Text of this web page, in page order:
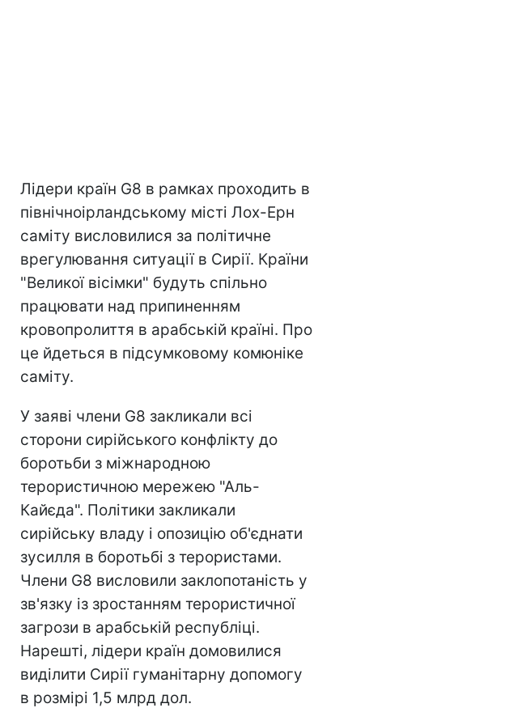
Лідери країн G8 в рамках проходить в
північноірландському місті Лох-Ерн
саміту висловилися за політичне
врегулювання ситуації в Сирії. Країни
"Великої вісімки" будуть спільно
працювати над припиненням
кровопролиття в арабській країні. Про
це йдеться в підсумковому комюніке
саміту.
У заяві члени G8 закликали всі
сторони сирійського конфлікту до
боротьби з міжнародною
терористичною мережею "Аль-
Кайєда". Політики закликали
сирійську владу і опозицію об'єднати
зусилля в боротьбі з терористами.
Члени G8 висловили заклопотаність у
зв'язку із зростанням терористичної
загрози в арабській республіці.
Нарешті, лідери країн домовилися
виділити Сирії гуманітарну допомогу
в розмірі 1,5 млрд дол.